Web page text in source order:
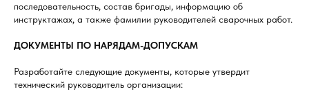
последовательность, состав бригады, информацию об
инструктажах, а также фамилии руководителей сварочных работ.
ДОКУМЕНТЫ ПО НАРЯДАМ-ДОПУСКАМ
Разработайте следующие документы, которые утвердит
технический руководитель организации: